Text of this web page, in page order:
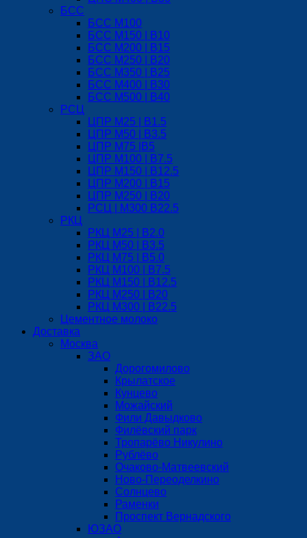
БСС
БСС М100
БСС М150 | B10
БСС М200 | B15
БСС М250 | B20
БСС М350 | B25
БСС М400 | B30
БСС М500 | B40
РСЦ
ЦПР М25 | B1.5
ЦПР М50 | B3.5
ЦПР М75 |B5
ЦПР М100 | B7.5
ЦПР М150 | B12.5
ЦПР М200 | B15
ЦПР М250 | B20
РСЦ | М300 B22.5
РКЦ
РКЦ М25 | B2.0
РКЦ М50 | B3.5
РКЦ М75 | B5.0
РКЦ М100 | B7.5
РКЦ М150 | B12.5
РКЦ М250 | B20
РКЦ М300 | B22.5
Цементное молоко
Доставка
Москва
ЗАО
Дорогомилово
Крылатское
Кунцево
Можайский
Фили Давыдково
Филёвский парк
Тропарёво Никулино
Рублёво
Очаково-Матвеевский
Ново-Переоделкино
Солнцево
Раменки
Проспект Вернадского
ЮЗАО